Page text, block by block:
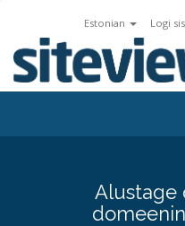
Estonian Logi
Alustage